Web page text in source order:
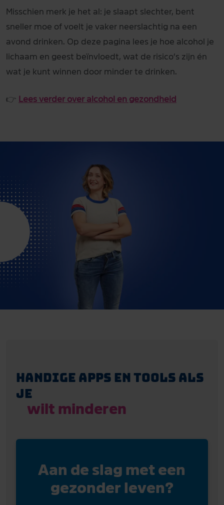
Misschien merk je het al: je slaapt slechter, bent
sneller moe of voelt je vaker neerslachtig na een
avond drinken. Op deze pagina lees je hoe alcohol je
lichaam en geest beïnvloedt, wat de risico’s zijn én
wat je kunt winnen door minder te drinken.
👉 Lees verder over alcohol en gezondheid
Handige apps en tools als
je
wilt minderen
Aan de slag met een
gezonder leven?